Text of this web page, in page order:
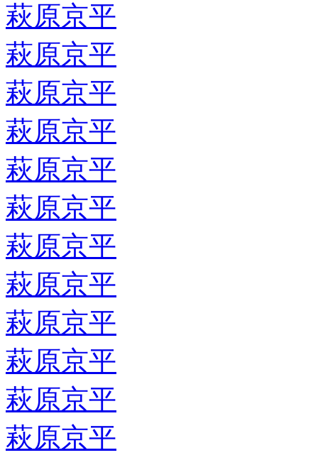
萩原京平
萩原京平
萩原京平
萩原京平
萩原京平
萩原京平
萩原京平
萩原京平
萩原京平
萩原京平
萩原京平
萩原京平